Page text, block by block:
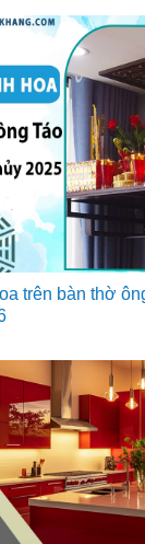
trên bàn thờ